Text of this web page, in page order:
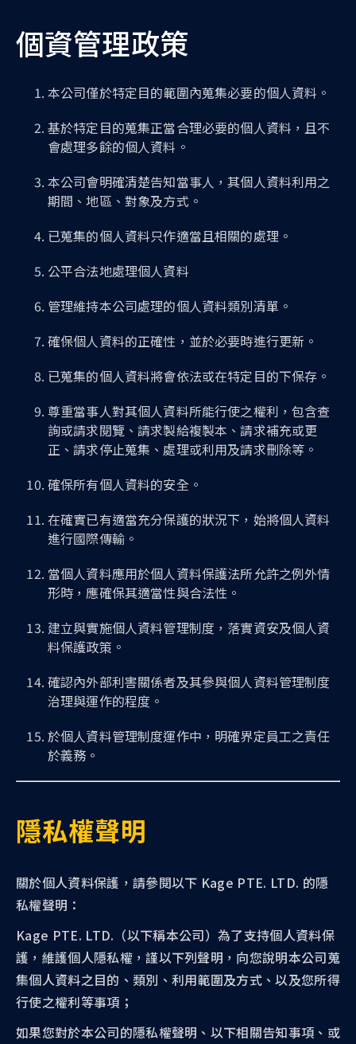
個資管理政策
本公司僅於特定目的範圍內蒐集必要的個人資料。
基於特定目的蒐集正當合理必要的個人資料，且不
會處理多餘的個人資料。
本公司會明確清楚告知當事人，其個人資料利用之
期間、地區、對象及方式。
已蒐集的個人資料只作適當且相關的處理。
公平合法地處理個人資料
管理維持本公司處理的個人資料類別清單。
確保個人資料的正確性，並於必要時進行更新。
已蒐集的個人資料將會依法或在特定目的下保存。
尊重當事人對其個人資料所能行使之權利，包含查
詢或請求閱覽、請求製給複製本、請求補充或更
正、請求停止蒐集、處理或利用及請求刪除等。
確保所有個人資料的安全。
在確實已有適當充分保護的狀況下，始將個人資料
進行國際傳輸。
當個人資料應用於個人資料保護法所允許之例外情
形時，應確保其適當性與合法性。
建立與實施個人資料管理制度，落實資安及個人資
料保護政策。
確認內外部利害關係者及其參與個人資料管理制度
治理與運作的程度。
於個人資料管理制度運作中，明確界定員工之責任
於義務。
隱私權聲明
關於個人資料保護，請參閱以下 Kage PTE. LTD. 的隱
私權聲明：
Kage PTE. LTD.（以下稱本公司）為了支持個人資料保
護，維護個人隱私權，謹以下列聲明，向您說明本公司蒐
集個人資料之目的、類別、利用範圍及方式、以及您所得
行使之權利等事項；
如果您對於本公司的隱私權聲明、以下相關告知事項、或